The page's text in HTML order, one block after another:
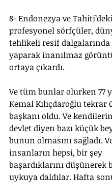
8- Endonezya ve Tahiti’deki
profesyonel sörfçüler,
tehlikeli resif
yaparak inanılmaz
ortaya çıkardı.
Ve tüm bunlar olurken 77
Kemal Kılıçdaroğlu tekrar
başkanı oldu. Ve
devlet diyen bazı küçük
bunun olmasını sağladı.
insanların hepsi, bir şey
başardıklarını düşünerek
uykuya daldılar. Hafta